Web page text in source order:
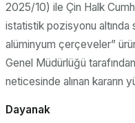
2025/10) ile Çin Halk
istatistik pozisyonu altında
alüminyum çerçeveler”
Genel Müdürlüğü
neticesinde alınan kararın
Dayanak